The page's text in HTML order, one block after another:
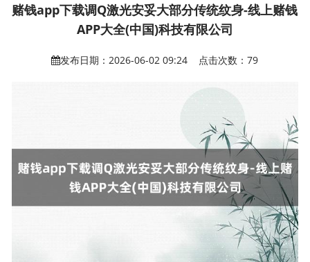
赌钱app下载调Q激光安妥大部分传统纹身-线上赌钱
APP大全(中国)科技有限公司
发布日期：2026-06-02 09:24 点击次数：79